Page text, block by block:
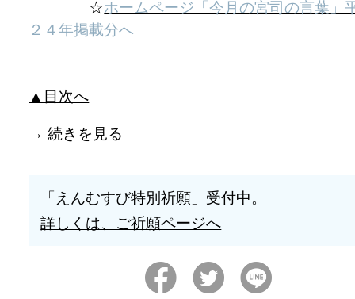
☆ホームページ「今月の宮司の言葉」
２４年掲載分へ
▲目次へ
→ 続きを見る
「えんむすび特別祈願」受付中。
詳しくは、ご祈願ページへ